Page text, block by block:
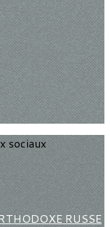
sociaux